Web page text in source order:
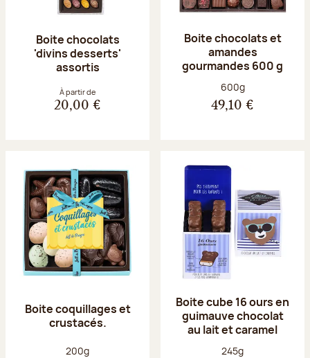
Boite chocolats
'divins desserts'
assortis
À partir de
20,00 €
Boite chocolats et
amandes
gourmandes 600 g
Poids net :
600g
49,10 €
Boite coquillages et
crustacés.
Poids net :
200g
Boite cube 16 ours en
guimauve chocolat
au lait et caramel
Poids net :
245g